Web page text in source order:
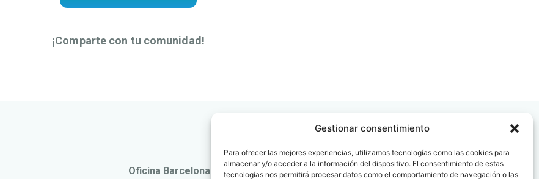
Gestionar consentimiento
Para ofrecer las mejores experiencias, utilizamos tecnologías como las cookies para
almacenar y/o acceder a la información del dispositivo. El consentimiento de estas
tecnologías nos permitirá procesar datos como el comportamiento de navegación o las
¡Comparte con tu comunidad!
Oficina Barcelona